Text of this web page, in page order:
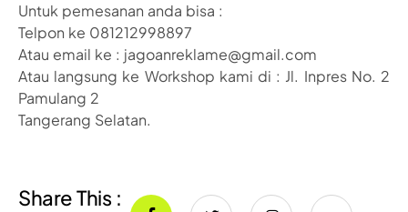
Untuk pemesanan anda bisa :
Telpon ke 081212998897
Atau email ke : jagoanreklame@gmail.com
Atau langsung ke Workshop kami di : Jl. Inpres No. 2
Pamulang 2
Tangerang Selatan.
Share This :